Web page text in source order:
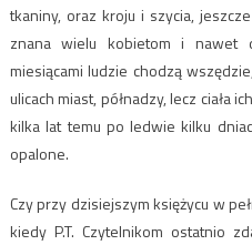
tkaniny, oraz kroju i szycia,
znana wielu kobietom i nawet
miesiącami ludzie chodzą
ulicach miast, półnadzy, lecz ciała
kilka lat temu po ledwie kilku
opalone.
Czy przy dzisiejszym księżycu w
kiedy P.T. Czytelnikom ostatnio